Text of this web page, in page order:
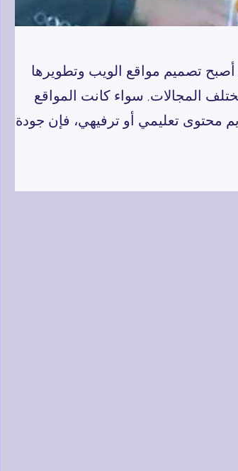
تصميم مواقع الويب وتطويرها
المجالات. سواء كانت المواقع
محتوى تعليمي أو ترفيهي، فإن جودة
الويب…